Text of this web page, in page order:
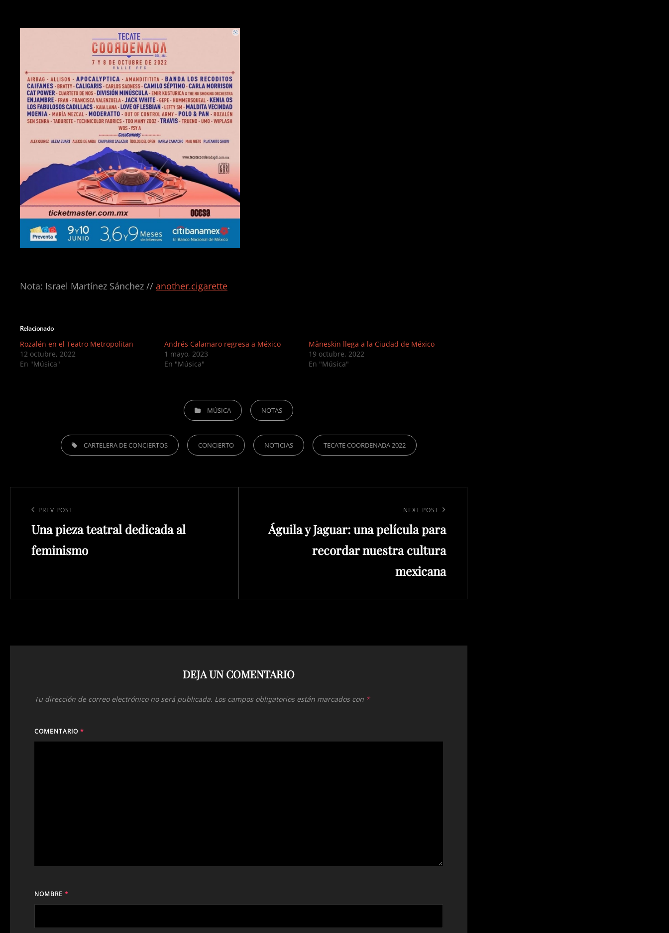
Nota: Israel Martínez Sánchez // another.cigarette
Relacionado
Rozalén en el Teatro Metropolitan
12 octubre, 2022
En "Música"
Andrés Calamaro regresa a México
1 mayo, 2023
En "Música"
Måneskin llega a la Ciudad de México
19 octubre, 2022
En "Música"
CATEGORIESMÚSICA NOTAS
TAGS, CARTELERA DE CONCIERTOS CONCIERTO NOTICIAS TECATE COORDENADA 2022
entradas
Previous
Post
PREV POST
Una pieza teatral dedicada al
feminismo
Post
NEXT POST
Águila y Jaguar: una película para
recordar nuestra cultura
mexicana
DEJA UN COMENTARIO
Tu dirección de correo electrónico no será publicada. Los campos obligatorios están marcados con *
COMENTARIO *
NOMBRE *